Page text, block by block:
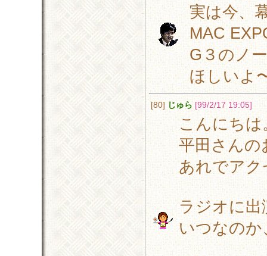
実は今、
MAC
G３のノ
ほしいよ
[80] じゅら [99/2/17 19:05]
こんにちは
平田さんの
あれでア
ラジオに
いつなの